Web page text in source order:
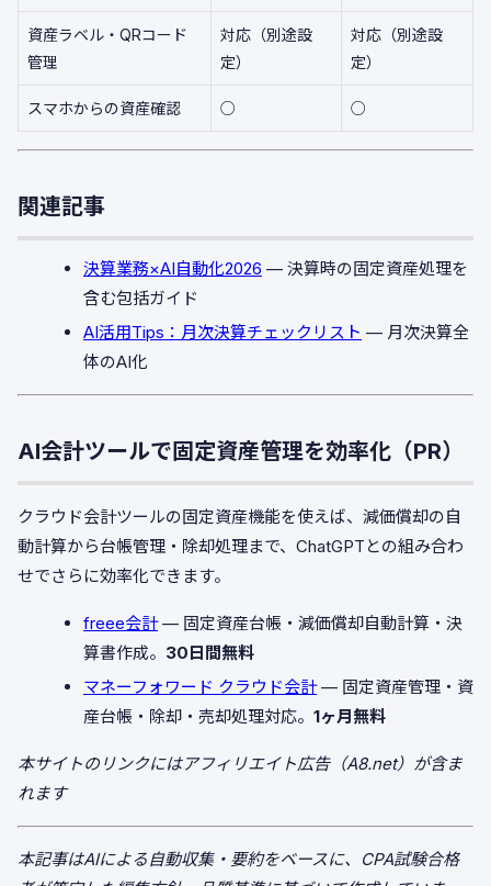
資産ラベル・QRコード
管理
対応（別途設
定）
対応（別途設
定）
スマホからの資産確認 ○ ○
関連記事
決算業務×AI自動化2026 — 決算時の固定資産処理を
含む包括ガイド
AI活用Tips：月次決算チェックリスト — 月次決算全
体のAI化
AI会計ツールで固定資産管理を効率化（PR）
クラウド会計ツールの固定資産機能を使えば、減価償却の自
動計算から台帳管理・除却処理まで、ChatGPTとの組み合わ
せでさらに効率化できます。
freee会計— 固定資産台帳・減価償却自動計算・決
算書作成。 30日間無料
マネーフォワード クラウド会計— 固定資産管理・資
産台帳・除却・売却処理対応。 1ヶ月無料
本サイトのリンクにはアフィリエイト広告（A8.net）が含ま
れます
本記事はAIによる自動収集・要約をベースに、CPA試験合格